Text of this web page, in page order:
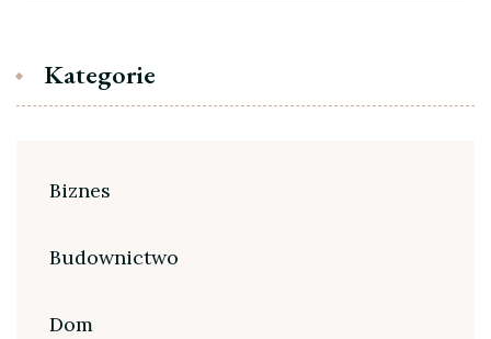
Kategorie
Biznes
Budownictwo
Dom